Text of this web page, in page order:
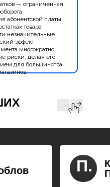
— ограниченная
абонентской платы
товара
незначительные
эффект
многократно
риски, делая его
для большинства
П.